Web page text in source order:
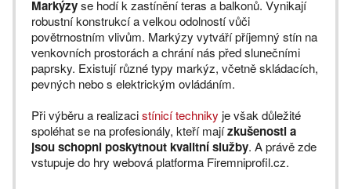
Markýzyse hodí k zastínění teras a balkonů. Vynikají
robustní konstrukcí a velkou odolností vůči
povětrnostním vlivům. Markýzy vytváří příjemný stín na
venkovních prostorách a chrání nás před slunečními
paprsky. Existují různé typy markýz, včetně skládacích,
pevných nebo s elektrickým ovládáním.
Při výběru a realizacistínicí techniky je však důležité
spoléhat se na profesionály, kteří majízkušenosti a
jsou schopni poskytnout kvalitní služby. A právě zde
vstupuje do hry webová platforma Firemniprofil.cz.